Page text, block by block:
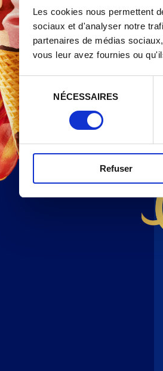
Les cookies nous permettent
sociaux et d'analyser notre
partenaires de médias
vous leur avez fournies ou
Sélection
du
consentement
NÉCESSAIRES
Refuser